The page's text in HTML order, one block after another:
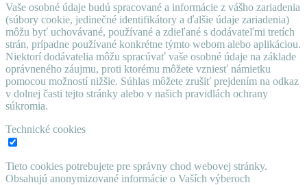
Vaše osobné údaje budú spracované a informácie z vášho zariadenia
(súbory cookie, jedinečné identifikátory a ďalšie údaje zariadenia)
môžu byť uchovávané, používané a zdieľané s dodávateľmi tretích
strán, prípadne používané konkrétne týmto webom alebo aplikáciou.
Niektorí dodávatelia môžu spracúvať vaše osobné údaje na základe
oprávneného záujmu, proti ktorému môžete vzniesť námietku
pomocou možností nižšie. Súhlas môžete zrušiť prejdením na odkaz
v dolnej časti tejto stránky alebo v našich pravidlách ochrany
súkromia.
Technické cookies
Tieto cookies potrebujete pre správny chod webovej stránky.
Obsahujú anonymizované informácie o Vaších výberoch